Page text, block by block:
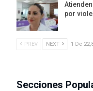
por
PREV NEXT 1 De
Secciones